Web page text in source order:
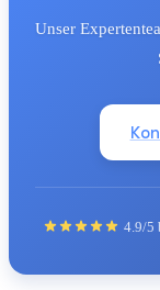
Unser
4.9/5